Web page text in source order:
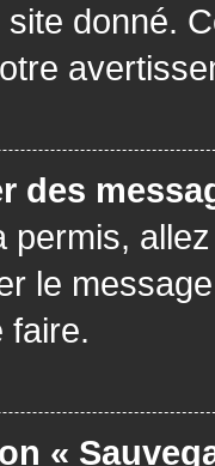
site donné.
des
permis,
le
faire.
«